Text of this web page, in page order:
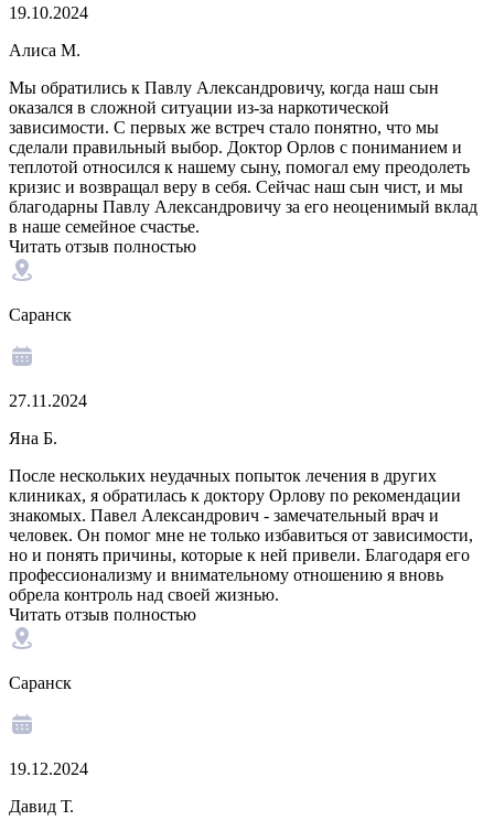
19.10.2024
Алиса М.
Мы обратились к Павлу Александровичу, когда наш сын
оказался в сложной ситуации из-за наркотической
зависимости. С первых же встреч стало понятно, что мы
сделали правильный выбор. Доктор Орлов с пониманием и
теплотой относился к нашему сыну, помогал ему преодолеть
кризис и возвращал веру в себя. Сейчас наш сын чист, и мы
благодарны Павлу Александровичу за его неоценимый вклад
в наше семейное счастье.
Читать отзыв полностью
Саранск
27.11.2024
Яна Б.
После нескольких неудачных попыток лечения в других
клиниках, я обратилась к доктору Орлову по рекомендации
знакомых. Павел Александрович - замечательный врач и
человек. Он помог мне не только избавиться от зависимости,
но и понять причины, которые к ней привели. Благодаря его
профессионализму и внимательному отношению я вновь
обрела контроль над своей жизнью.
Читать отзыв полностью
Саранск
19.12.2024
Давид Т.